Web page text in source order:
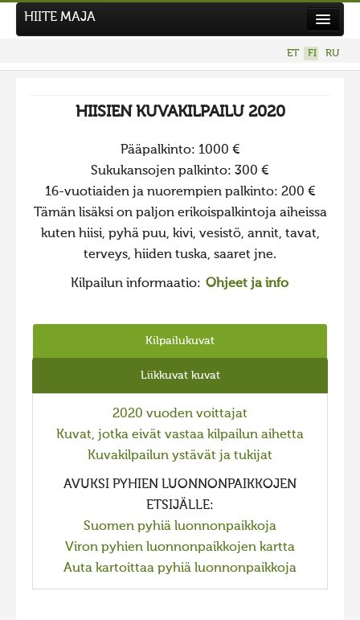
UUSI KUVAKILPAILU
Hiisien kuvakilpailu 2025
2025 kuvakilpailu lisä
Liikuvad kuvad 2025
Hiisien kuvakilpailu 2024
2024 kuvakilpailu lisä
Hiisien kuvakilpailu 2023
2023 kuvakilpailu lisä
Hiite kuvavõistlus 2022
Hiite kuvavõistlus 2022 lisa
Liikkuvat kuvat 2022
Liikkuvat kuvat 2021
Hiite kuvavõistlus 2020
HIITE MAJA
ET FI RU
HIISIEN KUVAKILPAILU 2020
Pääpalkinto: 1000 €
Sukukansojen palkinto: 300 €
16-vuotiaiden ja nuorempien palkinto: 200 €
Tämän lisäksi on paljon erikoispalkintoja aiheissa
kuten hiisi, pyhä puu, kivi, vesistö, annit, tavat,
terveys, hiiden tuska, saaret jne.
Kilpailun informaatio: Ohjeet ja info
Kilpailukuvat
Liikkuvat kuvat
2020 vuoden voittajat
Kuvat, jotka eivät vastaa kilpailun aihetta
Kuvakilpailun ystävät ja tukijat
AVUKSI PYHIEN LUONNONPAIKKOJEN
ETSIJÄLLE:
Suomen pyhiä luonnonpaikkoja
Viron pyhien luonnonpaikkojen kartta
Auta kartoittaa pyhiä luonnonpaikkoja